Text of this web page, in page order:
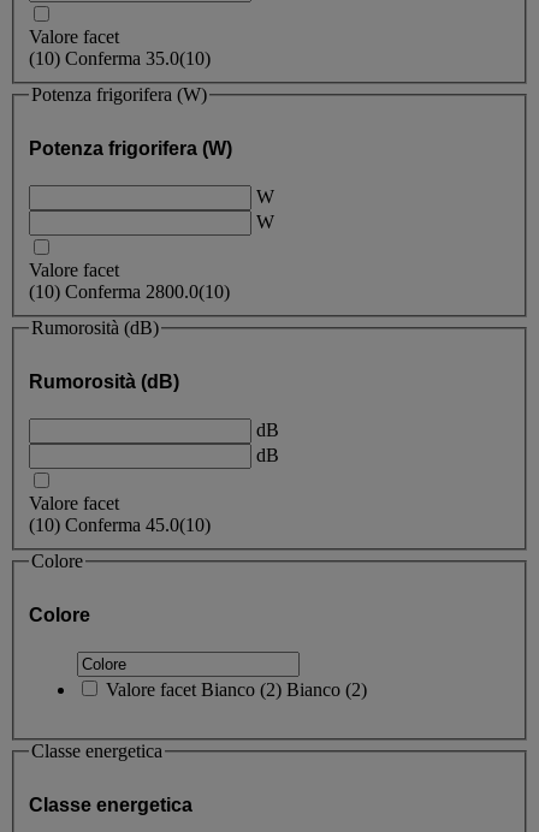
Valore facet
(10) Conferma 35.0(10)
Potenza frigorifera (W)
Potenza frigorifera (W)
W
W
Valore facet
(10) Conferma 2800.0(10)
Rumorosità (dB)
Rumorosità (dB)
dB
dB
Valore facet
(10) Conferma 45.0(10)
Colore
Colore
Valore facet Bianco (2) Bianco (2)
Classe energetica
Classe energetica